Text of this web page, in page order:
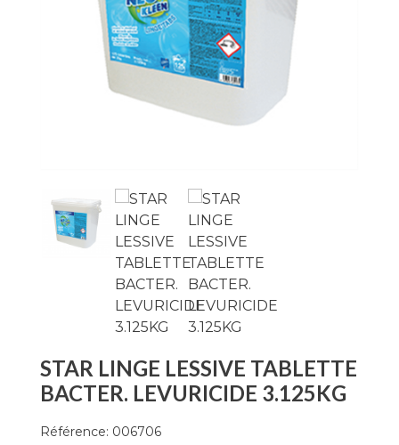
STAR LINGE LESSIVE TABLETTE
BACTER. LEVURICIDE 3.125KG
Référence: 006706